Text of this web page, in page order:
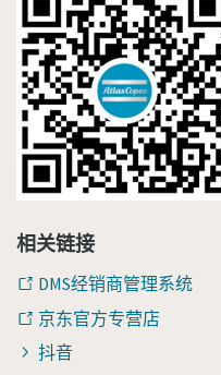
相关链接
DMS经销商管理系统
京东官方专营店
抖音